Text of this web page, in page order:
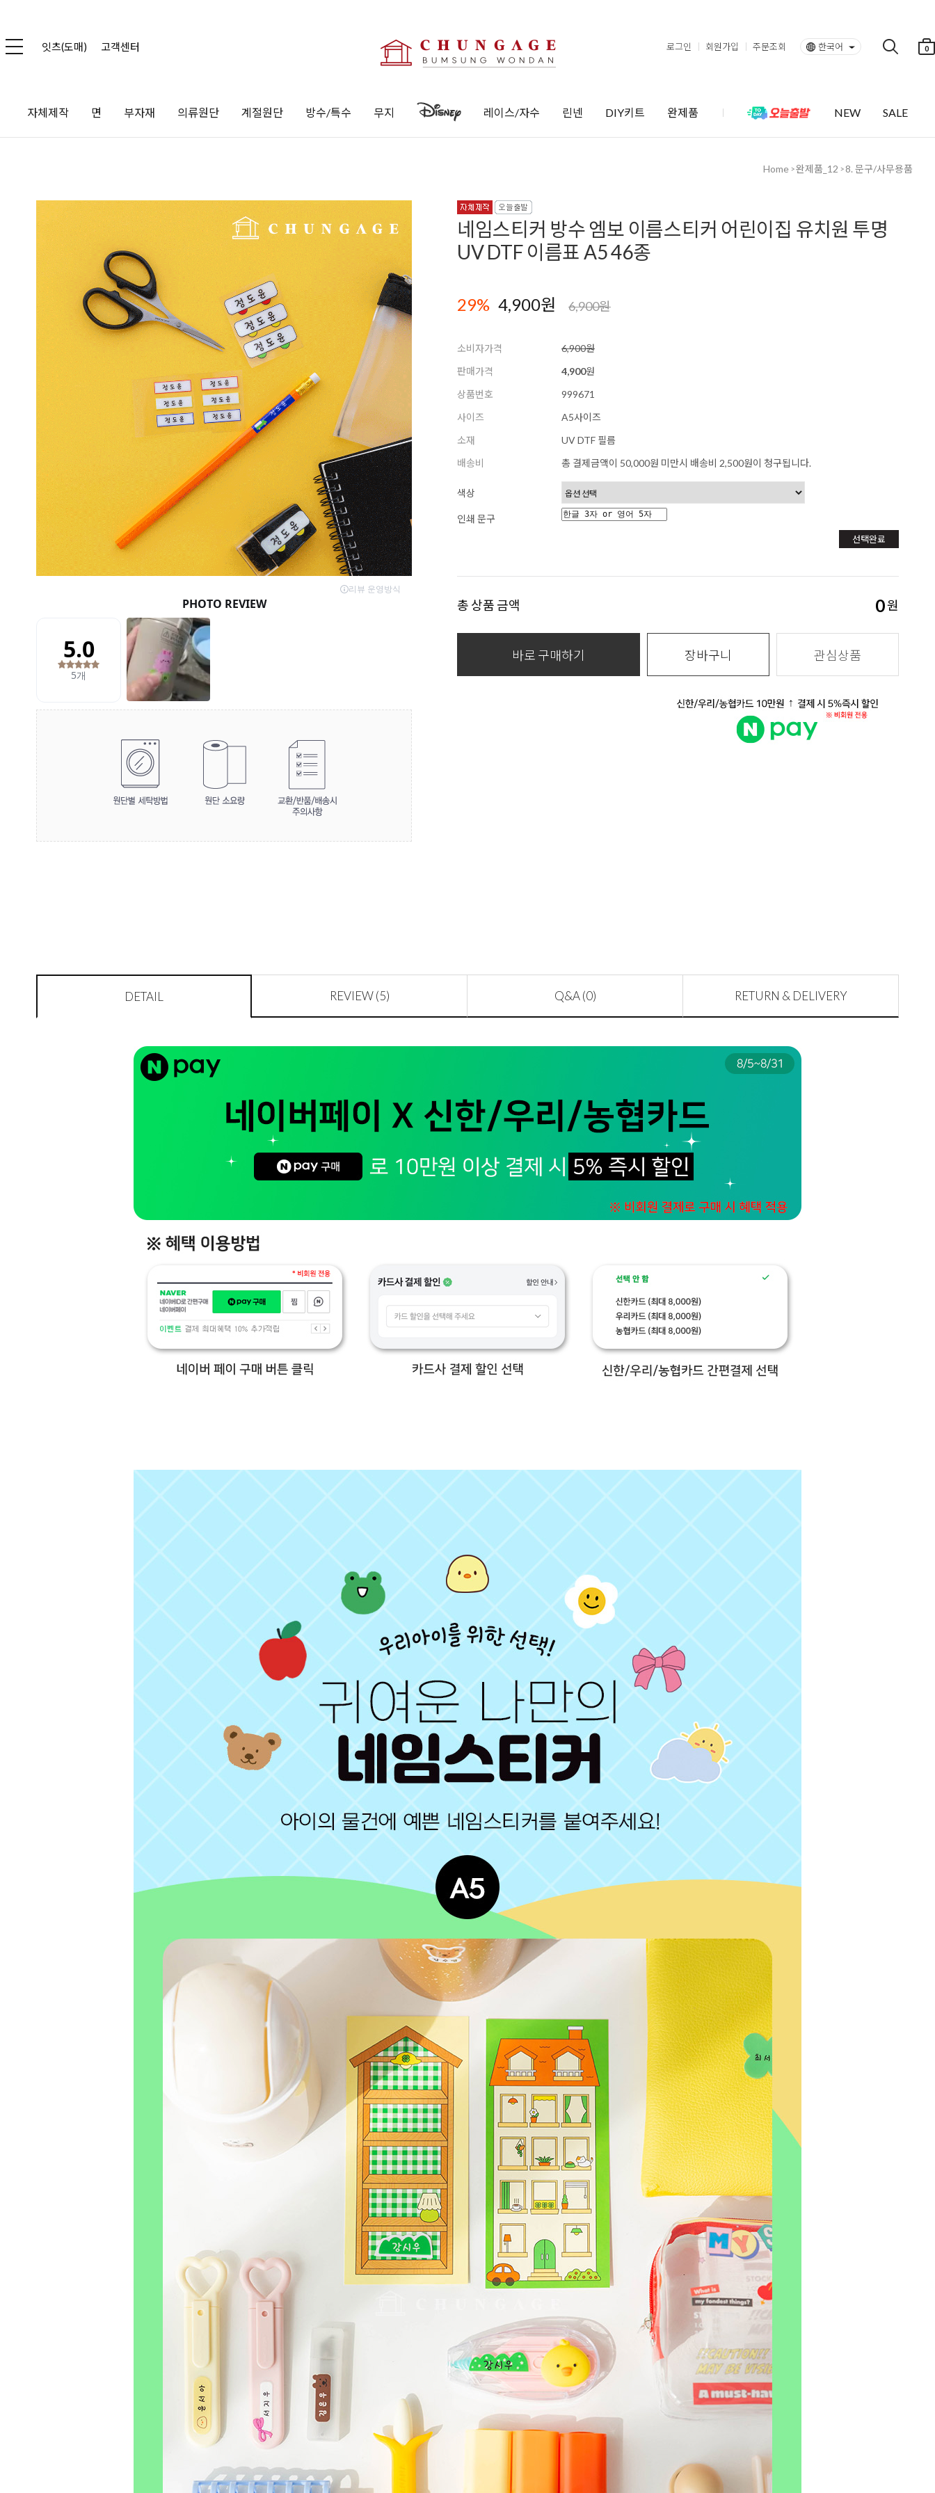
잇츠(도매) 고객센터 로그인 회원가입 주문조회 한국어 0
자체제작 면 부자재 의류원단 계절원단 방수/특수 무지 레이스/자수 린넨 DIY키트 완제품 NEW SALE
Home >완제품_12 > 8. 문구/사무용품
네임스티커 방수 엠보 이름스티커 어린이집 유치원 투명
UV DTF 이름표 A5 46종
29% 4,900원 6,900원
소비자가격
6,900원
판매가격
4,900원
상품번호
999671
사이즈
A5사이즈
소재
UV DTF 필름
배송비
총 결제금액이 50,000원 미만시 배송비 2,500원이 청구됩니다.
색상
인쇄 문구
선택완료
총 상품 금액 0원
바로 구매하기 장바구니 관심상품
DETAIL REVIEW (5) Q&A (0) RETURN & DELIVERY